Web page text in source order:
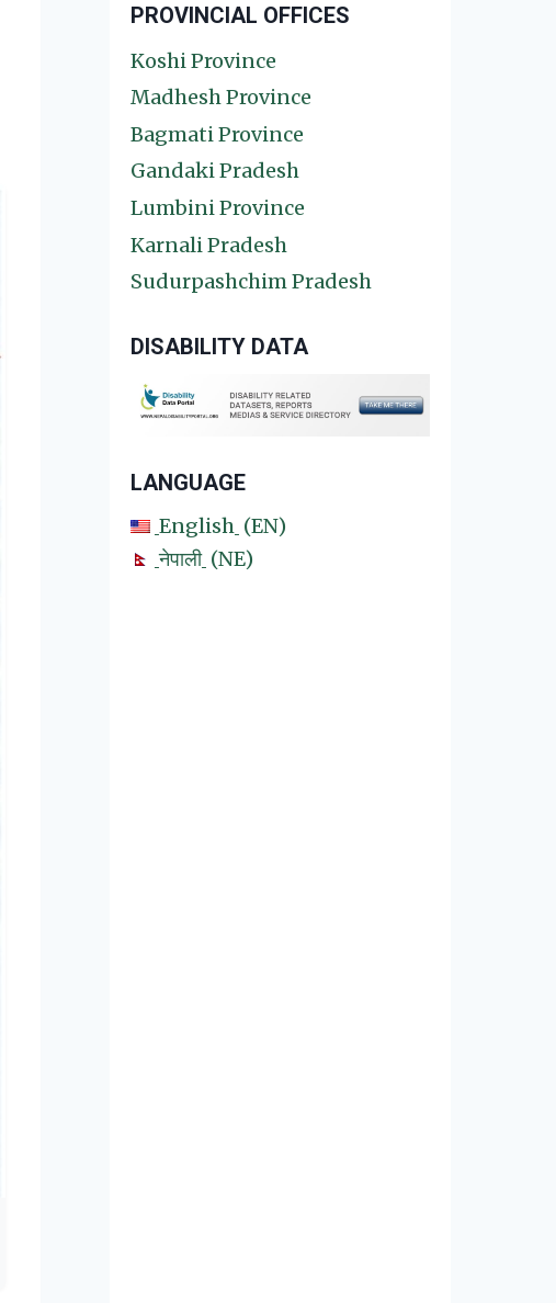
PROVINCIAL OFFICES
Koshi Province
Madhesh Province
Bagmati Province
Gandaki Pradesh
Lumbini Province
Karnali Pradesh
Sudurpashchim Pradesh
DISABILITY DATA
LANGUAGE
English
EN
नेपाली
NE